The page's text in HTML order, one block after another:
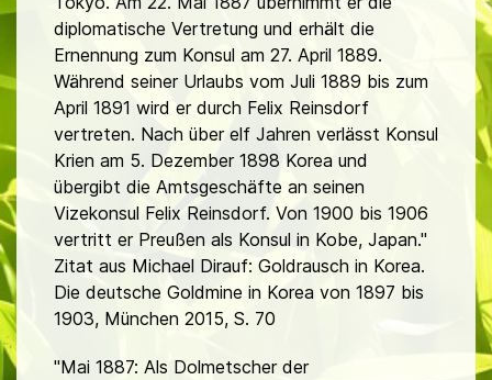
diplomatische Vertretung und erhält die
Ernennung zum Konsul am 27. April 1889.
Während seiner Urlaubs vom Juli 1889 bis zum
April 1891 wird er durch Felix Reinsdorf
vertreten. Nach über elf Jahren verlässt Konsul
Krien am 5. Dezember 1898 Korea und
übergibt die Amtsgeschäfte an seinen
Vizekonsul Felix Reinsdorf. Von 1900 bis 1906
vertritt er Preußen als Konsul in Kobe, Japan."
Zitat aus Michael Dirauf: Goldrausch in Korea.
Die deutsche Goldmine in Korea von 1897 bis
1903, München 2015, S. 70
"Mai 1887: Als Dolmetscher der